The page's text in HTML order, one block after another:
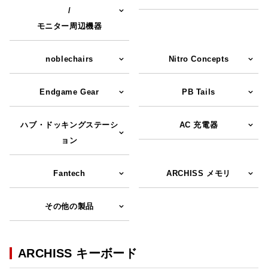
/
モニター周辺機器
noblechairs Nitro Concepts
Endgame Gear PB Tails
ハブ・ドッキングステーシ
ョン
AC 充電器
Fantech ARCHISS メモリ
その他の製品
ARCHISS キーボード